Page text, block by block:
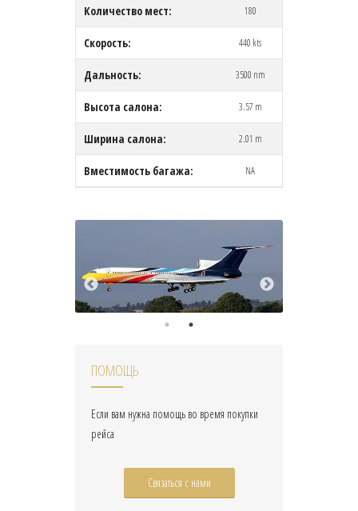
Количество мест: 180
Скорость: 440 kts
Дальность: 3500 nm
Высота салона: 3.57 m
Ширина салона: 2.01 m
Вместимость багажа: NA
ПОМОЩЬ
Если вам нужна помощь во время покупки
рейса
Связаться с нами